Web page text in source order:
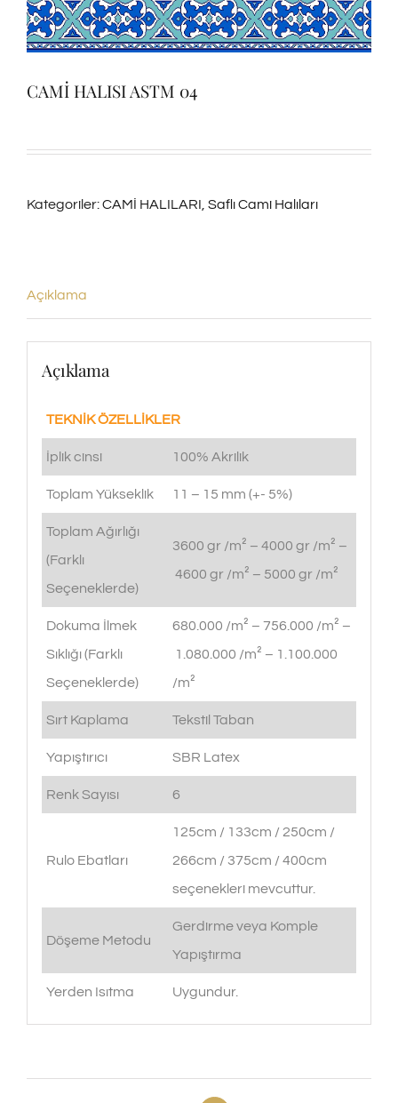
CAMİ HALISI ASTM 04
Kategoriler:CAMİ HALILARI Saflı Cami Halıları
Açıklama
Açıklama
TEKNİK ÖZELLİKLER
İplik cinsi 100% Akrilik
Toplam Yükseklik 11 – 15 mm (+- 5%)
Toplam Ağırlığı
(Farklı
Seçeneklerde)
3600 gr /m² – 4000 gr /m² –
4600 gr /m² – 5000 gr /m²
Dokuma İlmek
Sıklığı (Farklı
Seçeneklerde)
680.000 /m² – 756.000 /m² –
1.080.000 /m² – 1.100.000
/m²
Sırt Kaplama Tekstil Taban
Yapıştırıcı SBR Latex
Renk Sayısı 6
Rulo Ebatları
125cm / 133cm / 250cm /
266cm / 375cm / 400cm
seçenekleri mevcuttur.
Döşeme Metodu
Gerdirme veya Komple
Yapıştırma
Yerden Isıtma Uygundur.